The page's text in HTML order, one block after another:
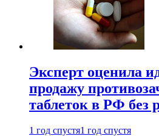
Эксперт оценила
продажу
таблеток в РФ без
1 год спустя1 год спустя